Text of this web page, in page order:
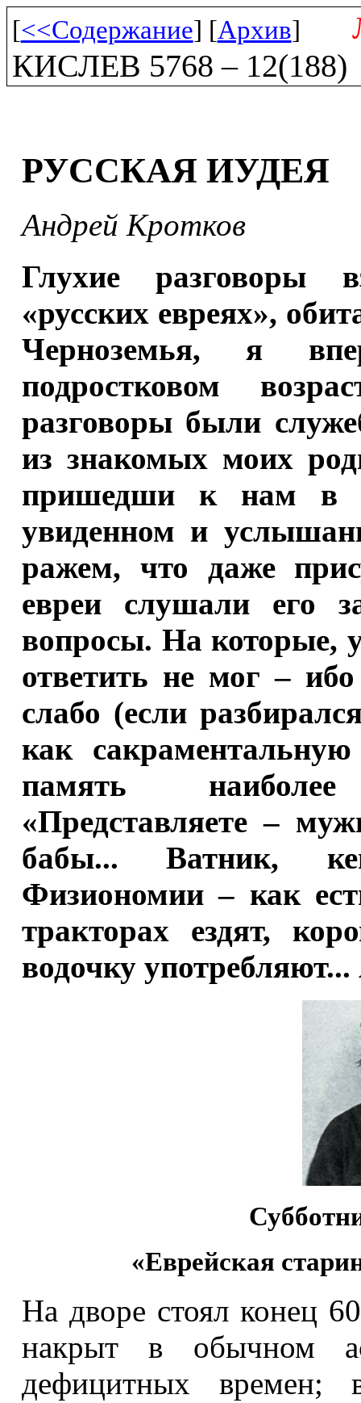
[<<Содержание] [Архив]
КИСЛЕВ 5768 – 12(188)
РУССКАЯ ИУДЕЯ
Андрей Кротков
Глухие разговоры
«русских евреях»,
Черноземья, я
подростковом
разговоры были
из знакомых моих
пришедши к нам в
увиденном и
ражем, что даже
евреи слушали его
вопросы. На которые,
ответить не мог –
слабо (если
как
память
«Представляете –
бабы... Ватник,
Физиономии – как
тракторах ездят,
водочку
«Еврейская
На дворе стоял конец
накрыт в обычном
дефицитных времен;